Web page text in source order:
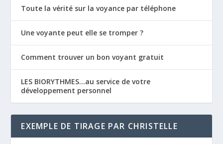
Toute la vérité sur la voyance par téléphone
Une voyante peut elle se tromper ?
Comment trouver un bon voyant gratuit
LES BIORYTHMES…au service de votre
développement personnel
EXEMPLE DE TIRAGE PAR CHRISTELLE